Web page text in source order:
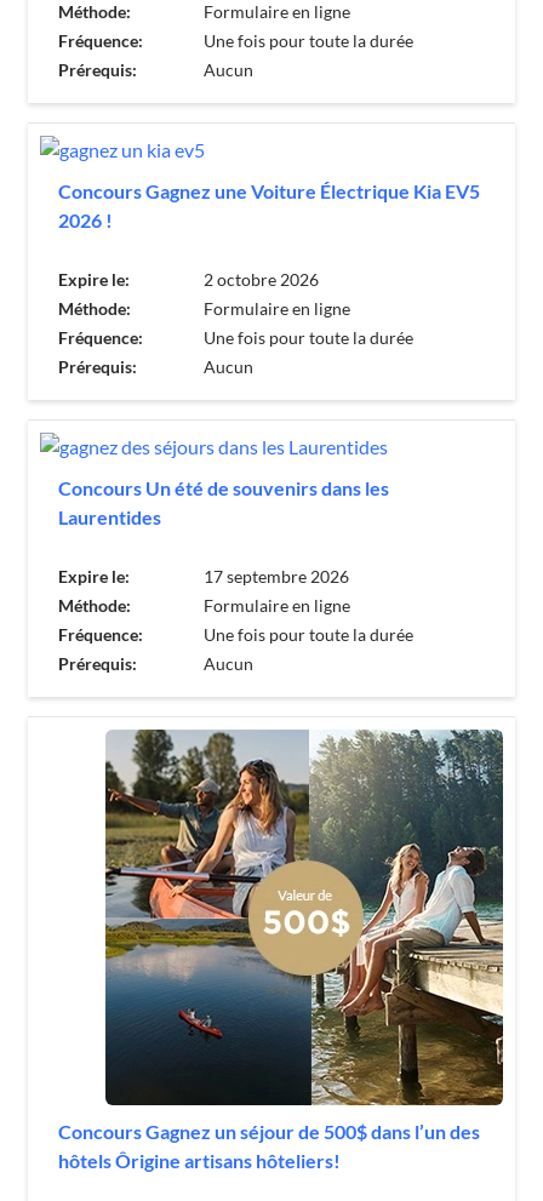
Méthode:
Formulaire en ligne
Fréquence:
Une fois pour toute la durée
Prérequis:
Aucun
Concours Gagnez une Voiture Électrique Kia EV5
2026 !
Expire le:
2 octobre 2026
Méthode:
Formulaire en ligne
Fréquence:
Une fois pour toute la durée
Prérequis:
Aucun
Concours Un été de souvenirs dans les
Laurentides
Expire le:
17 septembre 2026
Méthode:
Formulaire en ligne
Fréquence:
Une fois pour toute la durée
Prérequis:
Aucun
Concours Gagnez un séjour de 500$ dans l’un des
hôtels Ôrigine artisans hôteliers!